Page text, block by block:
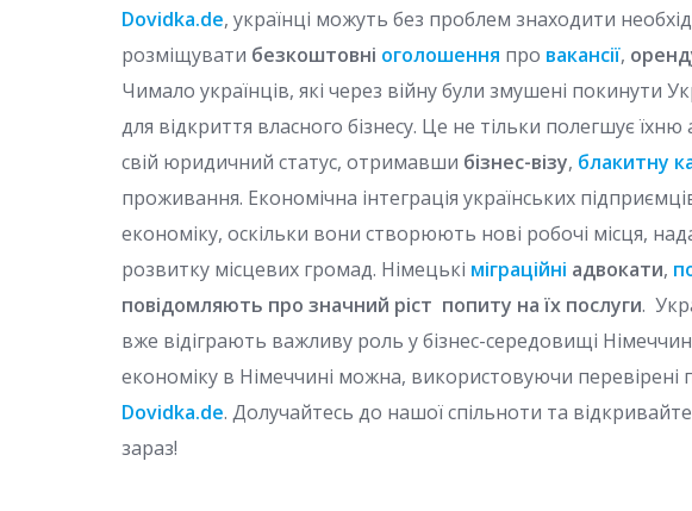
Dovidka.de, українці можуть без проблем знаходити
розміщувати безкоштовні оголошення про вакансії,
Чимало українців, які через війну були змушені покинути
для відкриття власного бізнесу. Це не тільки полегшує
свій юридичний статус, отримавши бізнес-візу, блакитну
проживання. Економічна інтеграція українських
економіку, оскільки вони створюють нові робочі місця,
розвитку місцевих громад. Німецькі міграційні адвокати,
повідомляють про значний ріст попиту на їх послуги.
вже відіграють важливу роль у бізнес-середовищі
економіку в Німеччині можна, використовуючи перевірені
Dovidka.de. Долучайтесь до нашої спільноти та
зараз!